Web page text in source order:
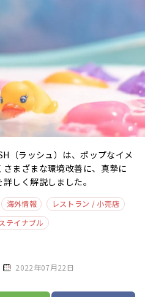
（ラッシュ）は、ポップなイメ
まざまな環境改善に、真摯に
しく解説しました。
海外情報
レストラン / 小売店
テイナブル
2022年07月22日